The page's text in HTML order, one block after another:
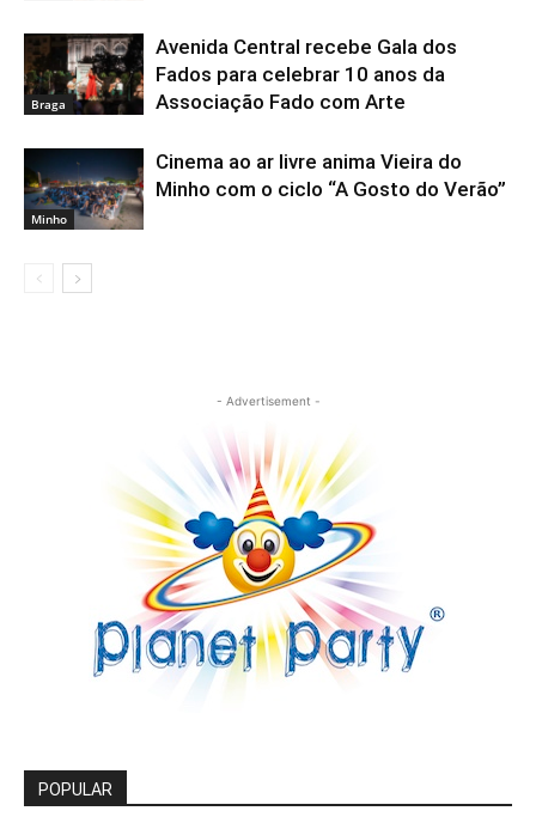
Braga
Avenida Central recebe Gala dos
Fados para celebrar 10 anos da
Associação Fado com Arte
Minho
Cinema ao ar livre anima Vieira do
Minho com o ciclo “A Gosto do Verão”
- Advertisement -
POPULAR